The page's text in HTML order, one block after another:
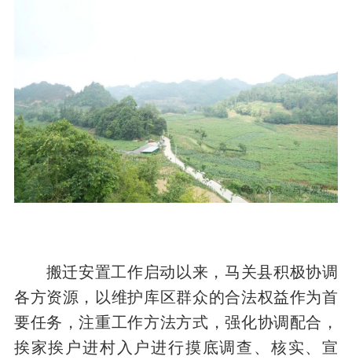
搬迁安置工作启动以来，马关县积极协调
各方资源，以维护库区群众的合法权益作为首
要任务，注重工作方法方式，强化协调配合，
挨家挨户进村入户进行摸底调查、核实、宣